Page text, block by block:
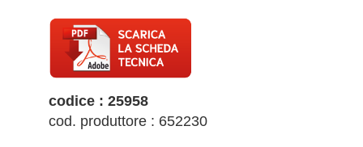
codice : 25958
cod. produttore : 652230